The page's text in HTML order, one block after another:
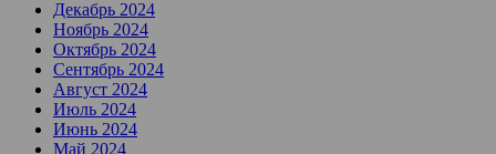
Декабрь 2024
Ноябрь 2024
Октябрь 2024
Сентябрь 2024
Август 2024
Июль 2024
Июнь 2024
Май 2024